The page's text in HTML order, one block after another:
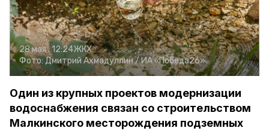
28 мая , 12:24ЖКХ
Фото: Дмитрий Ахмадуллин /ИА «Победа26»
Один из крупных проектов модернизации
водоснабжения связан со строительством
Малкинского месторождения подземных